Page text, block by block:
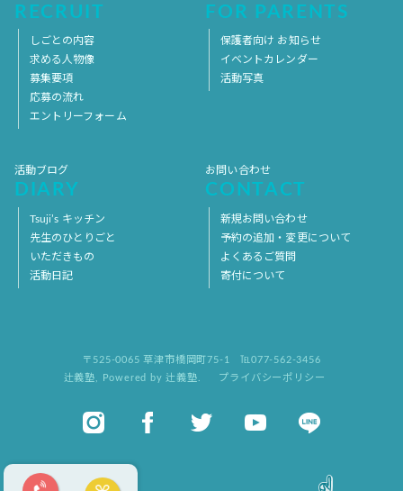
RECRUIT
しごとの内容
求める人物像
募集要項
応募の流れ
エントリーフォーム
FOR PARENTS
保護者向け お知らせ
イベントカレンダー
活動写真
活動ブログ
DIARY
Tsuji’s キッチン
先生のひとりごと
いただきもの
活動日記
お問い合わせ
CONTACT
新規お問い合わせ
予約の追加・変更について
よくあるご質問
寄付について
〒525-0065 草津市橋岡町75-1
℡077-562-3456
辻義塾
Powered by 辻義塾. プライバシーポリシー